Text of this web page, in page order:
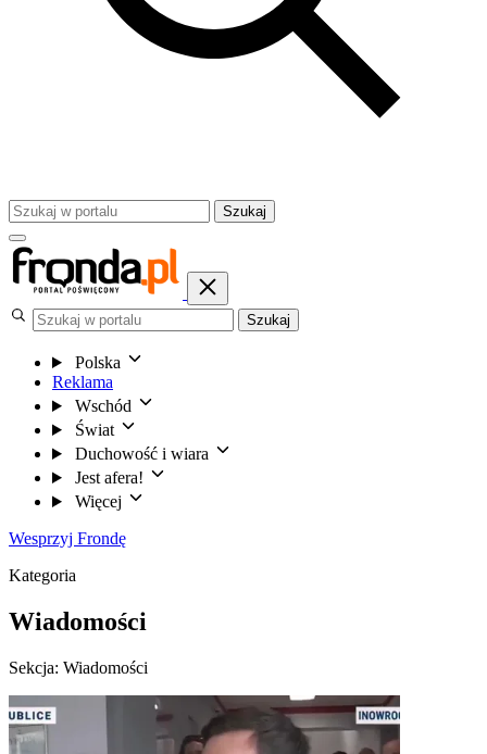
Szukaj
Szukaj
Polska
Reklama
Wschód
Świat
Duchowość i wiara
Jest afera!
Więcej
Wesprzyj Frondę
Kategoria
Wiadomości
Sekcja: Wiadomości